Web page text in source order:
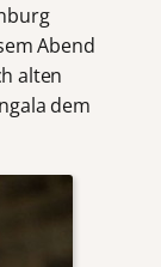
Abend
alten
dem